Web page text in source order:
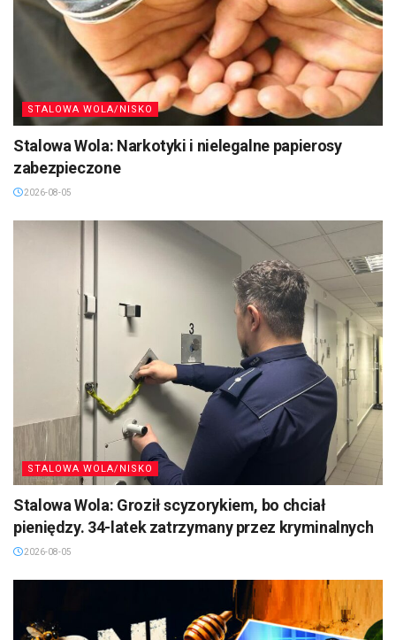
STALOWA WOLA/NISKO
Stalowa Wola: Narkotyki i nielegalne papierosy
zabezpieczone
2026-08-05
STALOWA WOLA/NISKO
Stalowa Wola: Groził scyzorykiem, bo chciał
pieniędzy. 34-latek zatrzymany przez kryminalnych
2026-08-05